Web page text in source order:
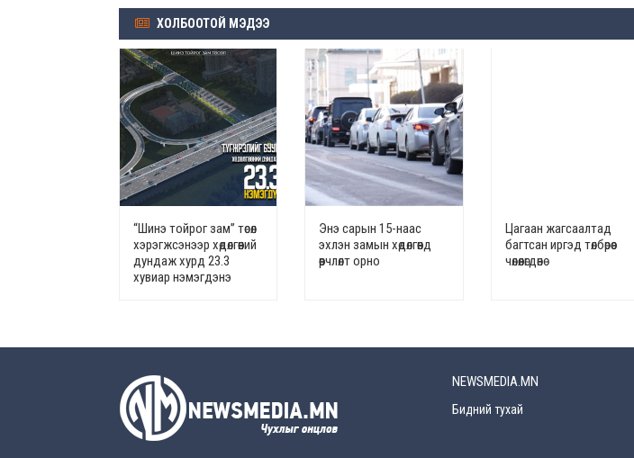
ХОЛБООТОЙ МЭДЭЭ
“Шинэ тойрог зам” төсөл
хэрэгжсэнээр хөдөлгөөний
дундаж хурд 23.3
хувиар нэмэгдэнэ
Энэ сарын 15-наас
эхлэн замын хөдөлгөөнд
өөрчлөлт орно
Цагаан жагсаалтад
багтсан иргэд төлбөрөөс
чөлөөлөгдөнө
NEWSMEDIA.MN
Бидний тухай